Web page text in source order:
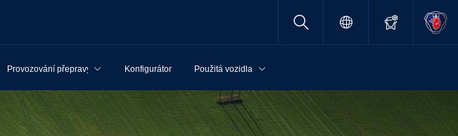
Provozování přepravy Konfigurátor Použitá vozidla